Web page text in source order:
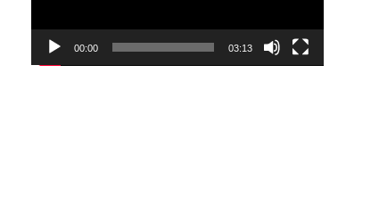
00:00 03:13